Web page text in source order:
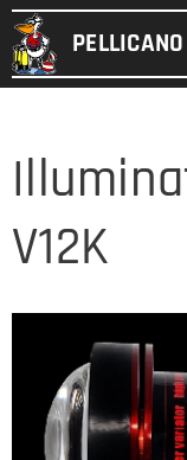
PELLICANO
V12K